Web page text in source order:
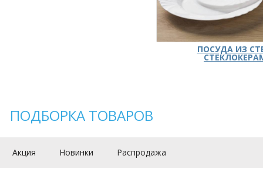
ПОСУДА ИЗ
ПОДБОРКА ТОВАРОВ
Акция Новинки Распродажа